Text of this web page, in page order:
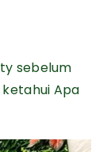
sebelum
Apa